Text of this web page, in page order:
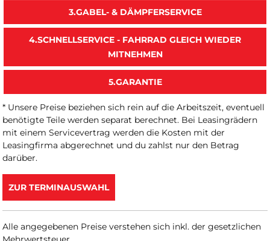
3.GABEL- & DÄMPFERSERVICE
4.SCHNELLSERVICE - FAHRRAD GLEICH WIEDER
MITNEHMEN
5.GARANTIE
* Unsere Preise beziehen sich rein auf die Arbeitszeit, eventuell
benötigte Teile werden separat berechnet. Bei Leasingrädern
mit einem Servicevertrag werden die Kosten mit der
Leasingfirma abgerechnet und du zahlst nur den Betrag
darüber.
ZUR TERMINAUSWAHL
Alle angegebenen Preise verstehen sich inkl. der gesetzlichen